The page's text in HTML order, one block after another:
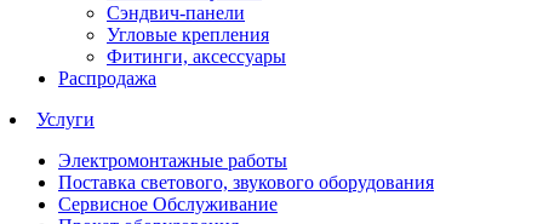
Сэндвич-панели
Угловые крепления
Фитинги, аксессуары
Распродажа
Услуги
Электромонтажные работы
Поставка светового, звукового оборудования
Сервисное Обслуживание